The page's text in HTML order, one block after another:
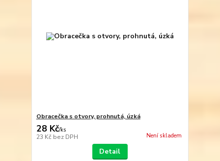
Obracečka s otvory, prohnutá, úzká
28 Kč/ks
23 Kč bez DPH Není skladem
Detail